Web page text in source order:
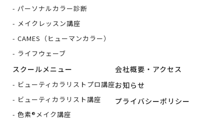
パーソナルカラー診断
メイクレッスン講座
CAMES（ヒューマンカラー）
ライフウェーブ
スクールメニュー
ビューティカラリストプロ講座
ビューティカラリスト講座
色素®メイク講座
会社概要・アクセス
お知らせ
プライバシーポリシー